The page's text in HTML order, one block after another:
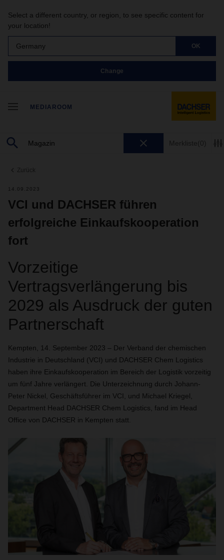
Select a different country, or region, to see specific content for
your location!
Germany OK
Change
MEDIAROOM
Merkliste(0)
Zurück
14.09.2023
VCI und DACHSER führen
erfolgreiche Einkaufskooperation
fort
Vorzeitige
Vertragsverlängerung bis
2029 als Ausdruck der guten
Partnerschaft
Kempten, 14. September 2023 – Der Verband der chemischen
Industrie in Deutschland (VCI) und DACHSER Chem Logistics
haben ihre Einkaufskooperation im Bereich der Logistik vorzeitig
um fünf Jahre verlängert. Die Unterzeichnung durch Johann-
Peter Nickel, Geschäftsführer im VCI, und Michael Kriegel,
Department Head DACHSER Chem Logistics, fand im Head
Office von DACHSER in Kempten statt.